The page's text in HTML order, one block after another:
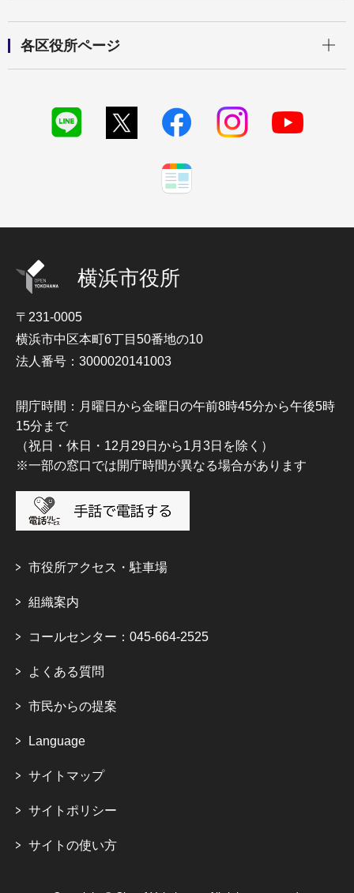
各区役所ページ
横浜市役所
〒231-0005
横浜市中区本町6丁目50番地の10
法人番号：3000020141003
開庁時間：月曜日から金曜日の午前8時45分から午後5時
15分まで
（祝日・休日・12月29日から1月3日を除く）
※一部の窓口では開庁時間が異なる場合があります
市役所アクセス・駐車場
組織案内
コールセンター：045-664-2525
よくある質問
市民からの提案
Language
サイトマップ
サイトポリシー
サイトの使い方